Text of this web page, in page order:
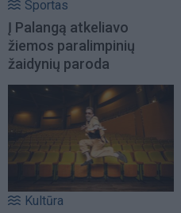
Sportas
Į Palangą atkeliavo
žiemos paralimpinių
žaidynių paroda
Kultūra